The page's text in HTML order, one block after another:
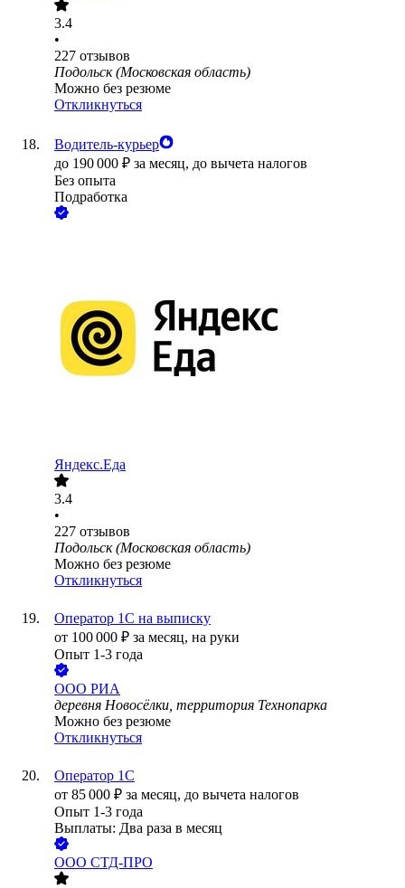
3.4
•
227 отзывов
Подольск (Московская область)
Можно без резюме
Откликнуться
Водитель-курьер
до 190 000 ₽ за месяц, до вычета налогов
Без опыта
Подработка
Яндекс.Еда
3.4
•
227 отзывов
Подольск (Московская область)
Можно без резюме
Откликнуться
Оператор 1С на выписку
от 100 000 ₽ за месяц, на руки
Опыт 1-3 года
ООО РИА
деревня Новосёлки, территория Технопарка
Можно без резюме
Откликнуться
Оператор 1С
от 85 000 ₽ за месяц, до вычета налогов
Опыт 1-3 года
Выплаты: Два раза в месяц
ООО СТД-ПРО